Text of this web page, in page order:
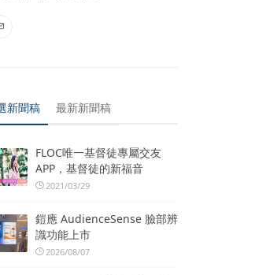
新聞稿 最新新聞稿
FLOC唯一基督徒專屬交友
APP，基督徒的新福音
2021/03/29
鎧應 AudienceSense 臉部辨
識功能上市
2026/08/07